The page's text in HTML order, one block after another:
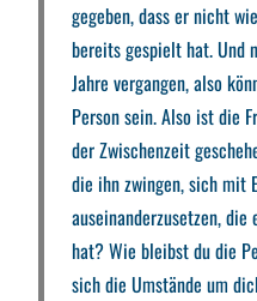
gegeben, dass er nicht
bereits gespielt hat. Und
Jahre vergangen, also
Person sein. Also ist die
der Zwischenzeit
die ihn zwingen, sich mit
auseinanderzusetzen,
hat? Wie bleibst du die
sich die Umstände um